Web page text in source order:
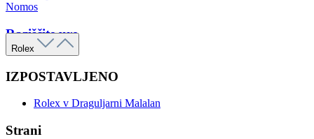
Nomos
Raziščite ure
Rolex
IZPOSTAVLJENO
Rolex v Draguljarni Malalan
Strani